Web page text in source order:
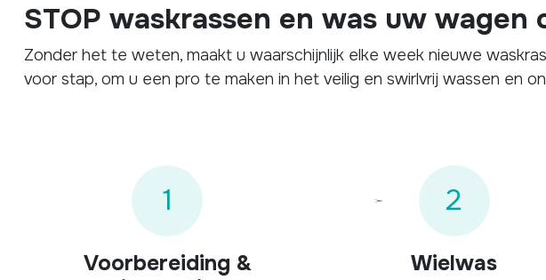
STOP waskrassen en was uw wagen
Zonder het te weten, maakt u waarschijnlijk elke week nieuwe
voor stap, om u een pro te maken in het veilig en swirlvrij wassen en
1
Voorbereiding &
2
Wielwas